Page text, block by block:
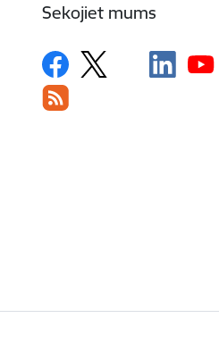
Sekojiet mums